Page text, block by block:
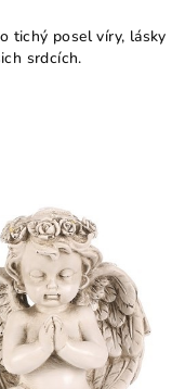
tichý posel víry, lásky
srdcích.